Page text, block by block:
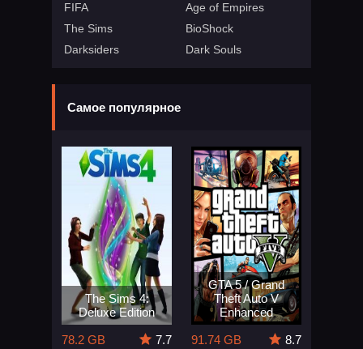
FIFA
Age of Empires
The Sims
BioShock
Darksiders
Dark Souls
Самое популярное
The Sims 4:
Deluxe Edition
78.2 GB
7.7
GTA 5 / Grand
Theft Auto V
Enhanced
91.74 GB
8.7